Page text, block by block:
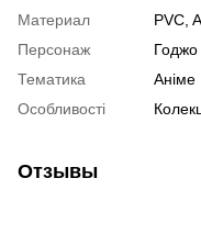
Материал
PVC,
Персонаж
Тематика
Аніме
Особливості
Отзывы